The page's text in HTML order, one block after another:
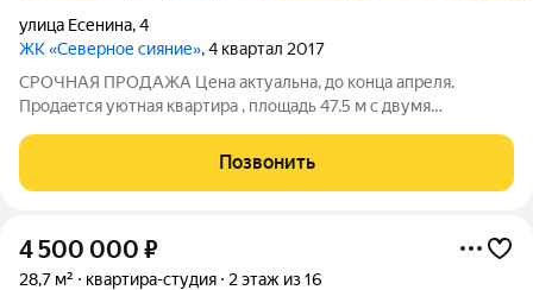
улица Есенина,4
ЖК «Северное сияние», 4 квартал 2017
СРОЧНАЯ ПРОДАЖА Цена актуальна, до конца апреля.
Продается уютная квартира , площадь 47.5 м с двумя
комнаты!!! А самое главное комфортный второй этаж!! Эта
светлая и чистая квартира станет
Позвонить
4 500 000 ₽
28,7 м² квартира-студия 2 этаж из 16